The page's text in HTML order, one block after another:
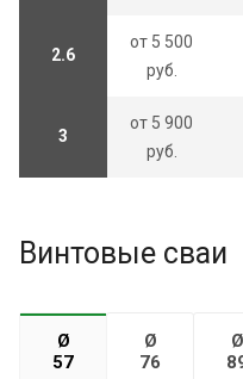
2.6
от 5 500
руб.
3
от 5 900
руб.
Винтовые сваи
Ø
57
Ø
76
Ø